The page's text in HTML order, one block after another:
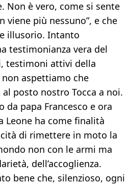
Non è vero, come si sente
viene più nessuno”, e che
illusorio. Intanto
testimonianza vera del
testimoni attivi della
non aspettiamo che
posto nostro Tocca a noi.
da papa Francesco e ora
Leone ha come finalità
di rimettere in moto la
non con le armi ma
dell’accoglienza.
bene che, silenzioso, ogni